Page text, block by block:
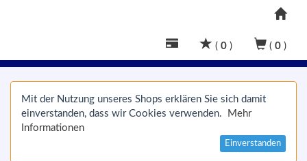
( 0 ) ( 0 )
Mit der Nutzung unseres Shops erklären Sie sich damit
einverstanden, dass wir Cookies verwenden.
Mehr
Informationen
Einverstanden